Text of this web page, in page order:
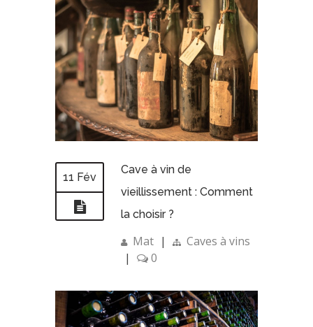
11 Fév
Cave à vin de
vieillissement : Comment
la choisir ?
Mat |
Caves à vins
|
0